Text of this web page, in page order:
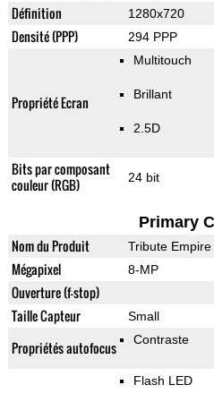
Définition 1280x720
Densité (PPP) 294 PPP
Propriété Ecran
Multitouch
Brillant
2.5D
Bits par composant
couleur (RGB)
24 bit
Primary
Nom du Produit Tribute Empire
Mégapixel 8-MP
Ouverture (f-stop)
Taille Capteur Small
Propriétés autofocus Contraste
Flash LED